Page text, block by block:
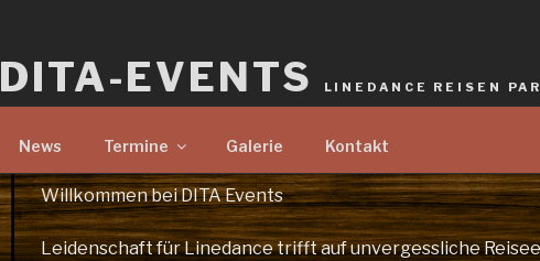
DITA-EVENTS LINEDANCE REISEN
News Termine Galerie Kontakt
Willkommen bei DITA Events
Leidenschaft für Linedance trifft auf unvergessliche